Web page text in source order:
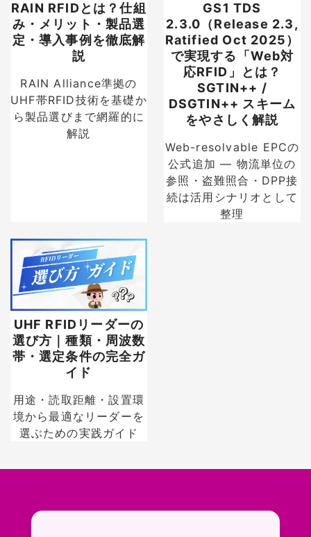
RAIN RFIDとは？仕組
み・メリット・製品選
定・導入事例を徹底解
説
RAIN Alliance準拠の
UHF帯RFID技術を基礎か
ら製品選びまで網羅的に
解説
GS1 TDS
2.3.0（Release 2.3,
Ratified Oct 2025）
で実現する「Web対
応RFID」とは？
SGTIN++ /
DSGTIN++ スキーム
をやさしく解説
Web-resolvable EPCの
公式追加 — 物流単位の
参照・盗難照合・DPP接
続は活用シナリオとして
整理
UHF RFIDリーダーの
選び方｜種類・周波数
帯・選定条件の完全ガ
イド
用途・読取距離・設置環
境から最適なリーダーを
選ぶための実践ガイド